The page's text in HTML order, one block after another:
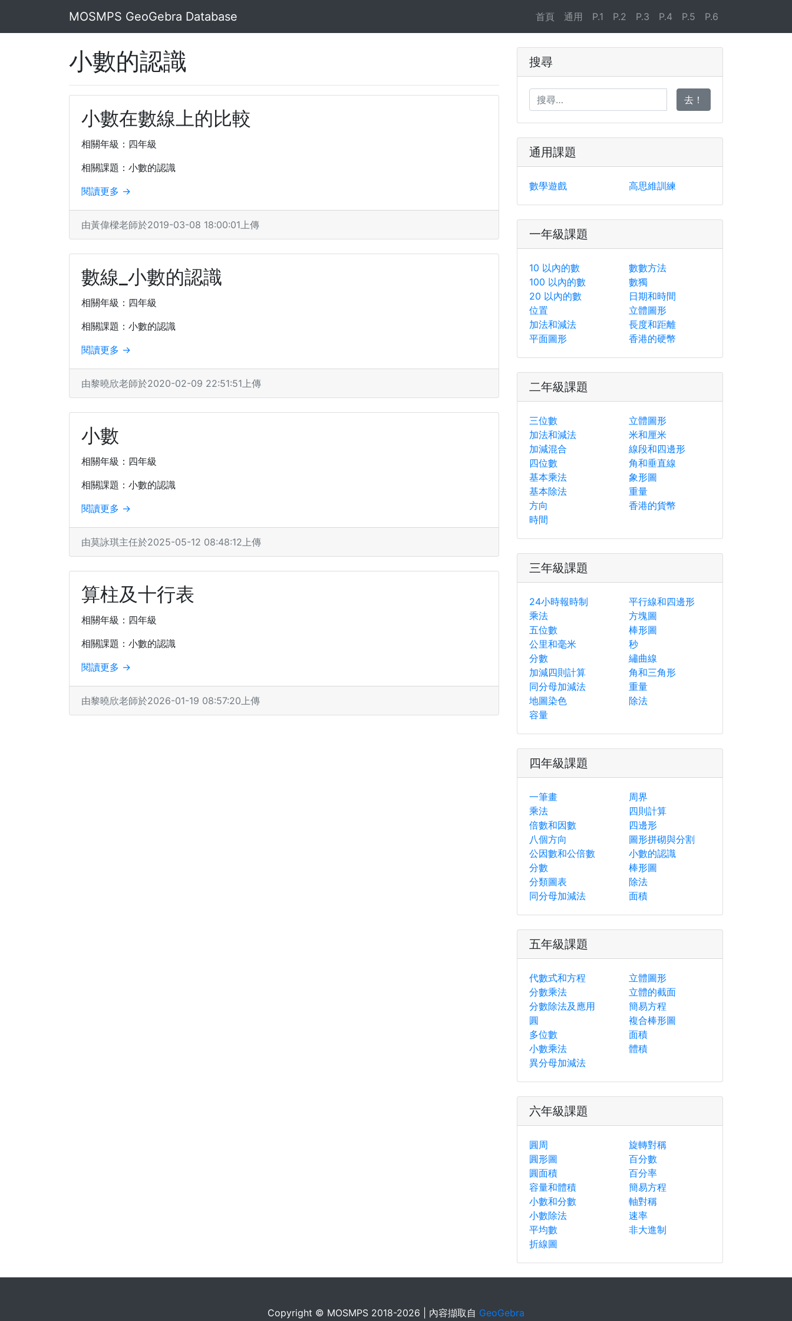
MOSMPS GeoGebra Database 首頁 通用 P.1 P.2 P.3 P.4 P.5 P.6
小數的認識
小數在數線上的比較
相關年級：四年級
相關課題：小數的認識
閱讀更多 →
由黃偉樑老師於2019-03-08 18:00:01上傳
數線_小數的認識
相關年級：四年級
相關課題：小數的認識
閱讀更多 →
由黎曉欣老師於2020-02-09 22:51:51上傳
小數
相關年級：四年級
相關課題：小數的認識
閱讀更多 →
由莫詠琪主任於2025-05-12 08:48:12上傳
算柱及十行表
相關年級：四年級
相關課題：小數的認識
閱讀更多 →
由黎曉欣老師於2026-01-19 08:57:20上傳
搜尋
去！
通用課題
數學遊戲 高思維訓練
一年級課題
10 以內的數
100 以內的數
20 以內的數
位置
加法和減法
平面圖形
數數方法
數獨
日期和時間
立體圖形
長度和距離
香港的硬幣
二年級課題
三位數
加法和減法
加減混合
四位數
基本乘法
基本除法
方向
時間
立體圖形
米和厘米
線段和四邊形
角和垂直線
象形圖
重量
香港的貨幣
三年級課題
24小時報時制
乘法
五位數
公里和毫米
分數
加減四則計算
同分母加減法
地圖染色
容量
平行線和四邊形
方塊圖
棒形圖
秒
繡曲線
角和三角形
重量
除法
四年級課題
一筆畫
乘法
倍數和因數
八個方向
公因數和公倍數
分數
分類圖表
同分母加減法
周界
四則計算
四邊形
圖形拼砌與分割
小數的認識
棒形圖
除法
面積
五年級課題
代數式和方程
分數乘法
分數除法及應用
圓
多位數
小數乘法
異分母加減法
立體圖形
立體的截面
簡易方程
複合棒形圖
面積
體積
六年級課題
圓周
圓形圖
圓面積
容量和體積
小數和分數
小數除法
平均數
折線圖
旋轉對稱
百分數
百分率
簡易方程
軸對稱
速率
非大進制
Copyright © MOSMPS 2018-2026 | 內容擷取自 GeoGebra